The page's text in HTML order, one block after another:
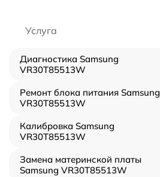
Услуга
Диагностика Samsung
VR30T85513W
Ремонт блока питания Samsung
VR30T85513W
Калибровка Samsung
VR30T85513W
Замена материнской платы
Samsung VR30T85513W